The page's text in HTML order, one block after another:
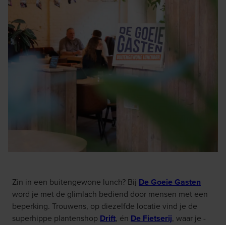
Zin in een buitengewone lunch? Bij De Goeie Gasten
word je met de glimlach bediend door mensen met een
beperking. Trouwens, op diezelfde locatie vind je de
superhippe plantenshop Drift, én De Fietserij, waar je -